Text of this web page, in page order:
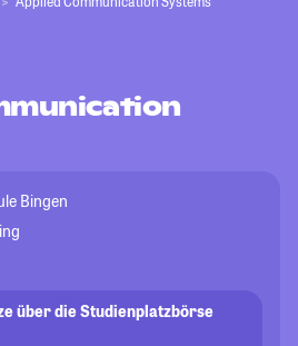
Bingen
über die Studienplatzbörse